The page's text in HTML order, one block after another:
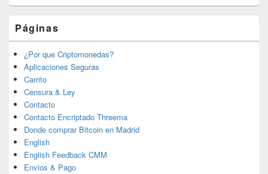
Páginas
¿Por que Criptomonedas?
Aplicaciones Seguras
Carrito
Censura & Ley
Contacto
Contacto Encriptado Threema
Donde comprar Bitcoin en Madrid
English
English Feedback CMM
Envios & Pago